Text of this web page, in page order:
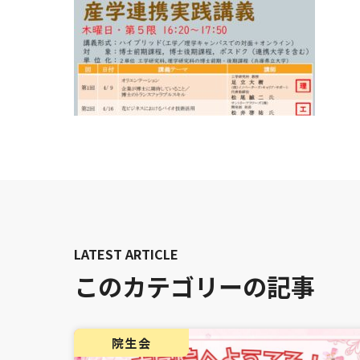
このカテゴリーの記事
院生会